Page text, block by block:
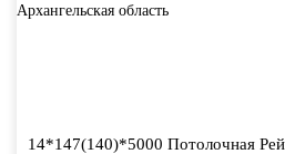
14*147(140)*5000 Потолочная